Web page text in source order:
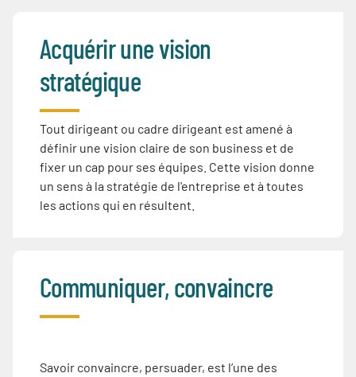
Acquérir une vision
stratégique
Tout dirigeant ou cadre dirigeant est amené à
définir une vision claire de son business et de
fixer un cap pour ses équipes. Cette vision donne
un sens à la stratégie de l'entreprise et à toutes
les actions qui en résultent.
Communiquer, convaincre
Savoir convaincre, persuader, est l’une des